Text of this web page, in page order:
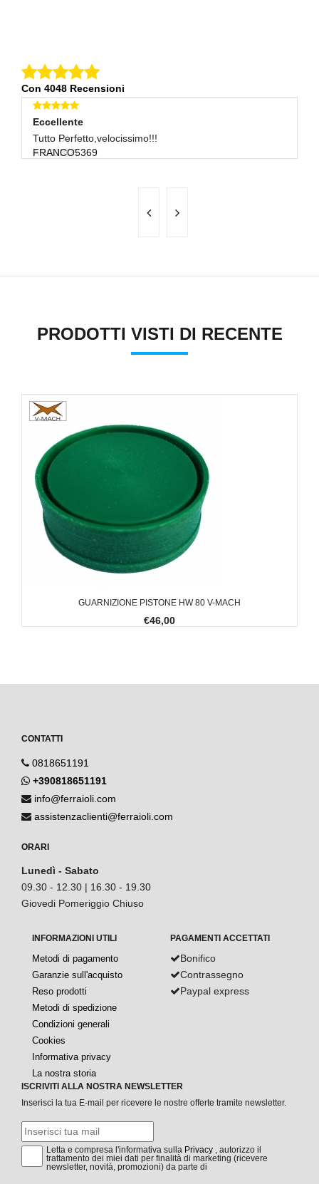
Con 4048 Recensioni
Eccellente
Tutto Ok
ANGJBOY
Eccellente
Tutto Perfetto,velocissimo!!!
FRANCO5369
PRODOTTI VISTI DI RECENTE
GUARNIZIONE PISTONE HW 80 V-MACH
€46,00
CONTATTI
0818651191
+390818651191
info@ferraioli.com
assistenzaclienti@ferraioli.com
ORARI
Lunedì - Sabato
09.30 - 12.30 | 16.30 - 19.30
Giovedi Pomeriggio Chiuso
INFORMAZIONI UTILI
Metodi di pagamento
Garanzie sull'acquisto
Reso prodotti
Metodi di spedizione
Condizioni generali
Cookies
Informativa privacy
La nostra storia
PAGAMENTI ACCETTATI
Bonifico
Contrassegno
Paypal express
ISCRIVITI ALLA NOSTRA NEWSLETTER
Inserisci la tua E-mail per ricevere le nostre offerte tramite newsletter.
Letta e compresa l'informativa sulla Privacy , autorizzo il
trattamento dei miei dati per finalità di marketing (ricevere
newsletter, novità, promozioni) da parte di